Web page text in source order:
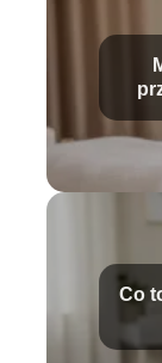
Co